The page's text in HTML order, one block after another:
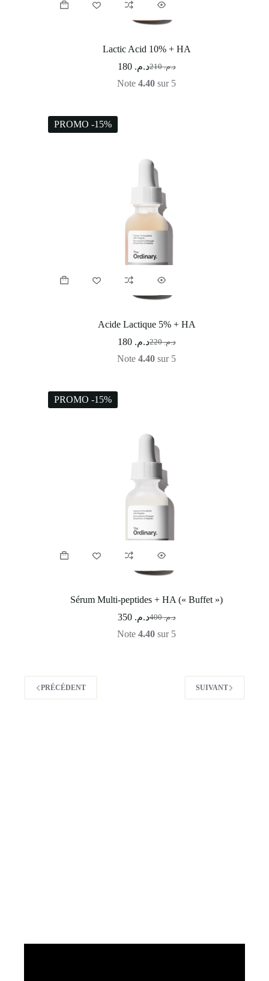
Lactic Acid 10% + HA
د.م.210 د.م. 180
Note 4.40 sur 5
PROMO -15%
Acide Lactique 5% + HA
د.م.220 د.م. 180
Note 4.40 sur 5
PROMO -15%
Sérum Multi-peptides + HA (« Buffet »)
د.م.400 د.م. 350
Note 4.40 sur 5
PRÉCÉDENT SUIVANT